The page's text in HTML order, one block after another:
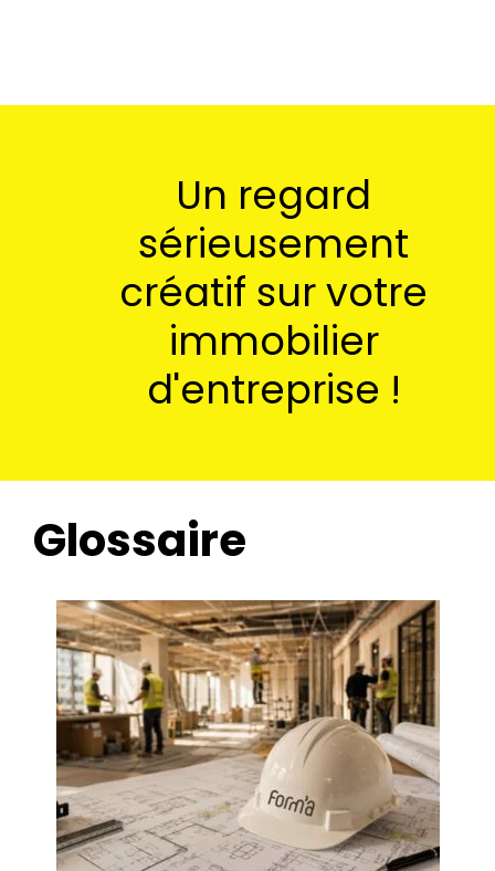
Un regard
sérieusement
créatif sur votre
immobilier
d'entreprise !
Glossaire